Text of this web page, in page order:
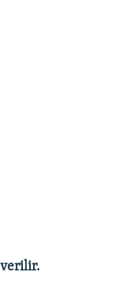
verilir.